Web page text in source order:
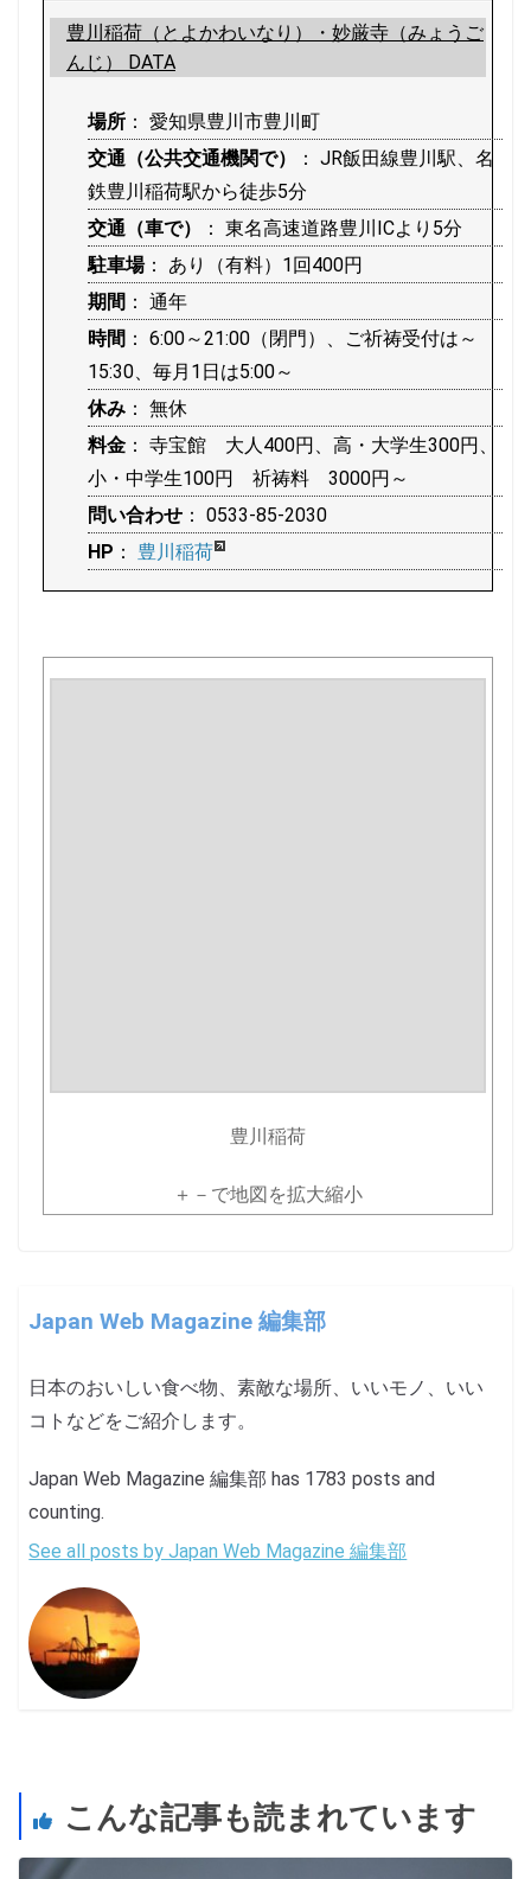
豊川稲荷（とよかわいなり）・妙厳寺（みょうご
んじ） DATA
場所 ： 愛知県豊川市豊川町
交通（公共交通機関で）
： JR飯田線豊川駅、名
鉄豊川稲荷駅から徒歩5分
交通（車で）
： 東名高速道路豊川ICより5分
駐車場： あり（有料）1回400円
期間 ： 通年
時間 ： 6:00～21:00（閉門）、ご祈祷受付は～
15:30、毎月1日は5:00～
休み ： 無休
料金 ： 寺宝館 大人400円、高・大学生300円、
小・中学生100円 祈祷料 3000円～
問い合わせ ： 0533-85-2030
HP ： 豊川稲荷
豊川稲荷
＋－で地図を拡大縮小
Japan Web Magazine 編集部
日本のおいしい食べ物、素敵な場所、いいモノ、いい
コトなどをご紹介します。
Japan Web Magazine 編集部 has 1783 posts and
counting.
See all posts by Japan Web Magazine 編集部
こんな記事も読まれています